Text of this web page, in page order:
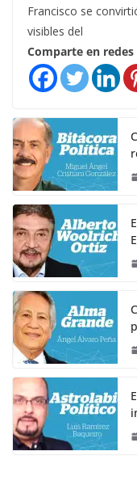
Francisco se
visibles del
Comparte en redes